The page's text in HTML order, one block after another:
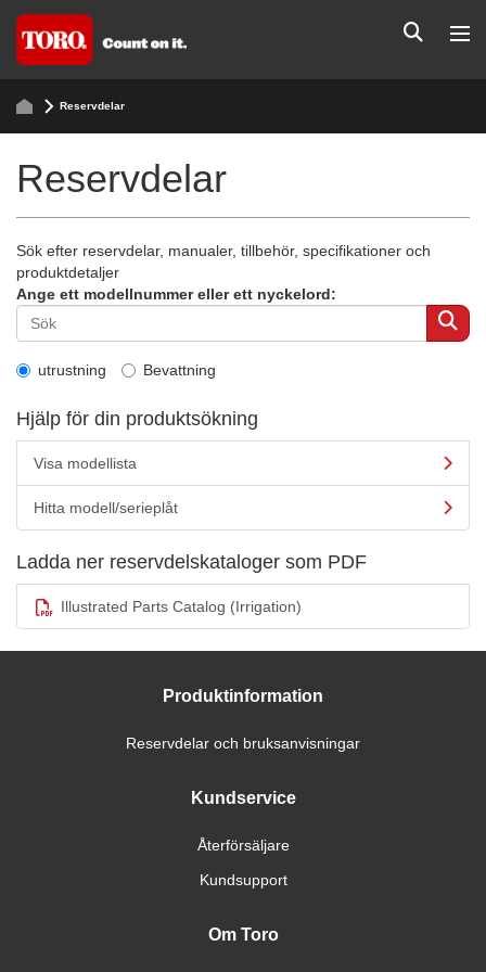
Reservdelar
Reservdelar
Sök efter reservdelar, manualer, tillbehör, specifikationer och
produktdetaljer
Ange ett modellnummer eller ett nyckelord:
utrustning Bevattning
Hjälp för din produktsökning
Visa modellista
Hitta modell/serieplåt
Ladda ner reservdelskataloger som PDF
Illustrated Parts Catalog (Irrigation)
Produktinformation
Reservdelar och bruksanvisningar
Kundservice
Återförsäljare
Kundsupport
Om Toro